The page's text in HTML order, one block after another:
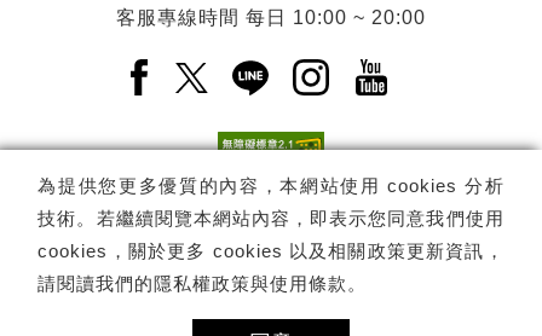
為提供您更多優質的內容，本網站使用 cookies 分析
技術。若繼續閱覽本網站內容，即表示您同意我們使用
cookies，關於更多 cookies 以及相關政策更新資訊，
請閱讀我們的隱私權政策與使用條款 。
客服專線時間 每日 10:00 ~ 20:00
Facebook(另開新視窗)
X(另開新視窗)
LINE(另開新視窗)
Instagram(另開新視
YouTube(另開
電子報訂閱 訂閱
Copyright © 國家表演藝術中心 -衛武營國家藝術文化中心